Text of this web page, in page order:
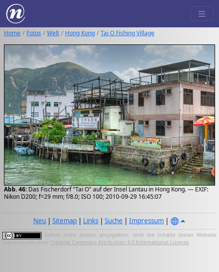
Home Fotos Welt Hong Kong Tai O Fishing Village
Abb. 46: Das Fischerdorf "Tai O" auf der Insel Lantau in Hong Kong. — EXIF:
Nikon D200; f=29 mm; f/8.0; ISO 100; 2010-09-29 16:45:07
Neu |Sitemap | Links |Suche |Impressum |
Sofern nicht anders angegeben, sind die Inhalte dieser Website
lizenziert mit einer Creative Commons Attribution 4.0 International License.